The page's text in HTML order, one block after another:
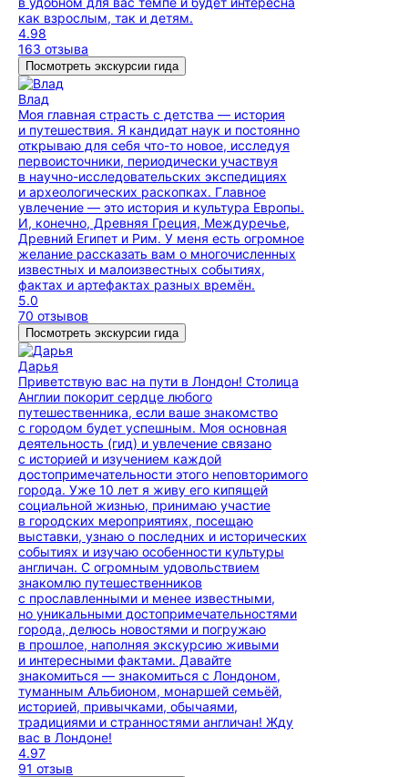
как взрослым, так и детям.
4.98
163 отзыва
Посмотреть экскурсии гида
Влад
Моя главная страсть с детства — история
и путешествия. Я кандидат наук и постоянно
открываю для себя что-то новое, исследуя
первоисточники, периодически участвуя
в научно-исследовательских экспедициях
и археологических раскопках. Главное
увлечение — это история и культура Европы.
И, конечно, Древняя Греция, Междуречье,
Древний Египет и Рим. У меня есть огромное
желание рассказать вам о многочисленных
известных и малоизвестных событиях,
фактах и артефактах разных времён.
5.0
70 отзывов
Посмотреть экскурсии гида
Дарья
Приветствую вас на пути в Лондон! Столица
Англии покорит сердце любого
путешественника, если ваше знакомство
с городом будет успешным. Моя основная
деятельность (гид) и увлечение связано
с историей и изучением каждой
достопримечательности этого неповторимого
города. Уже 10 лет я живу его кипящей
социальной жизнью, принимаю участие
в городских мероприятиях, посещаю
выставки, узнаю о последних и исторических
событиях и изучаю особенности культуры
англичан. С огромным удовольствием
знакомлю путешественников
с прославленными и менее известными,
но уникальными достопримечательностями
города, делюсь новостями и погружаю
в прошлое, наполняя экскурсию живыми
и интересными фактами. Давайте
знакомиться — знакомиться с Лондоном,
туманным Альбионом, монаршей семьёй,
историей, привычками, обычаями,
традициями и странностями англичан! Жду
вас в Лондоне!
4.97
91 отзыв